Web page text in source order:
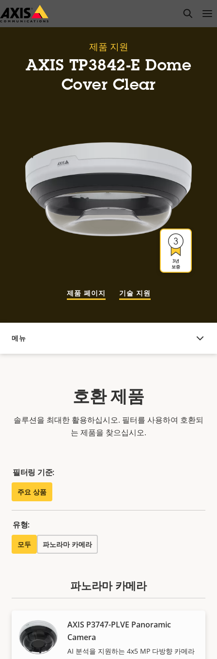
주
요
open
제품 지원
AXIS TP3842-E Dome
Cover Clear
3년
보증
제품 페이지 기술 지원
메뉴
호환 제품
호환 제품
솔루션을 최대한 활용하십시오. 필터를 사용하여 호환되
는 제품을 찾으십시오.
필터링 기준:
주요 상품
유형:
모두 파노라마 카메라
파노라마 카메라
AXIS P3747-PLVE Panoramic
Camera
AI 분석을 지원하는 4x5 MP 다방향 카메라